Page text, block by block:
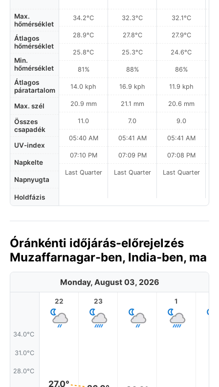
Max.
hőmérséklet
Átlagos
hőmérséklet
Min.
hőmérséklet
Átlagos
páratartalom
Max. szél
Összes
csapadék
UV-index
Napkelte
Napnyugta
Holdfázis
34.2°C
28.9°C
25.8°C
81%
14.0 kph
20.9 mm
11.0
05:40 AM
07:10 PM
Last Quarter
32.3°C
27.8°C
25.3°C
88%
16.9 kph
21.1 mm
7.0
05:41 AM
07:09 PM
Last Quarter
32.1°C
27.9°C
24.6°C
86%
11.9 kph
20.6 mm
9.0
05:41 AM
07:08 PM
Last Quarter
Óránkénti időjárás-előrejelzés
Muzaffarnagar-ben, India-ben, ma
Monday, August 03, 2026
34.0°C
31.0°C
28.0°C
22
27.0°
23 1